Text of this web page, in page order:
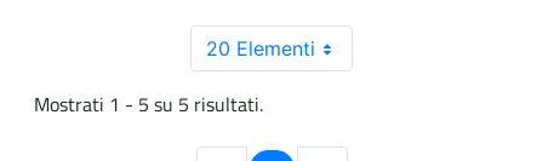
20 Elementi
Mostrati 1 - 5 su 5 risultati.